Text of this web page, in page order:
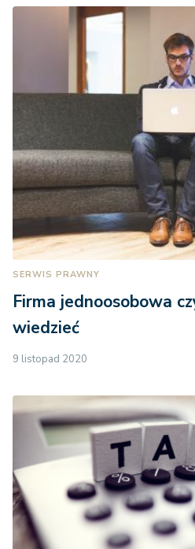
SERWIS PRAWNY
Firma jednoosobowa
wiedzieć
9 listopad 2020